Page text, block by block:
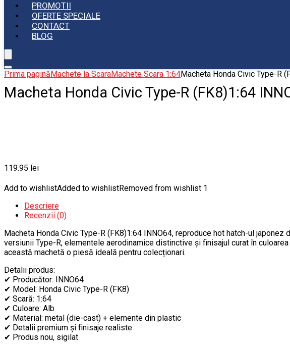
PROMOTII
OFERTE SPECIALE
CONTACT
BLOG
Prima paginăMachete la ScaraMachete Scara 1:64Macheta Honda Civic Type-R
Macheta Honda Civic Type-R (FK8)1:64
119.95 lei
Add to wishlistAdded to wishlistRemoved from wishlist 1
Descriere
Recenzii (0)
Macheta Honda Civic Type-R (FK8)1:64 INNO64, reproduce hot hatch-ul
versiunii Type-R, elementele aerodinamice distinctive și finisajul curat în
această machetă o piesă ideală pentru colecționari.
Detalii produs:
✔ Producător: INNO64
✔ Model: Honda Civic Type-R (FK8)
✔ Scară: 1:64
✔ Culoare: Alb
✔ Material: metal (die-cast) + elemente din plastic
✔ Detalii premium și finisaje realiste
✔ Produs nou, sigilat